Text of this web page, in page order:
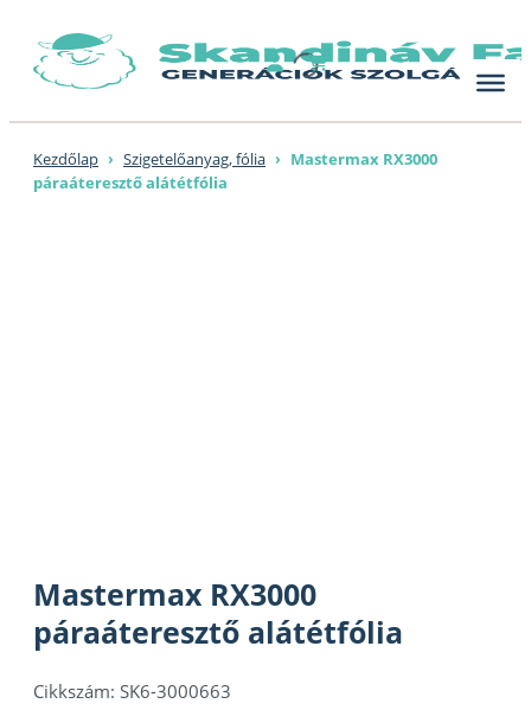
content
Kezdőlap › Szigetelőanyag, fólia › Mastermax RX3000
páraáteresztő alátétfólia
Mastermax RX3000
páraáteresztő alátétfólia
Cikkszám: SK6-3000663